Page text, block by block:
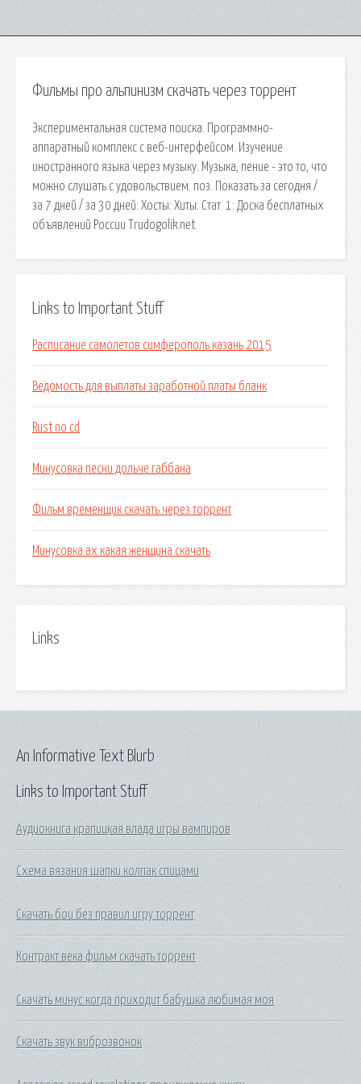
Фильмы про альпинизм скачать через торрент
Экспериментальная система поиска. Программно-
аппаратный комплекс с веб-интерфейсом. Изучение
иностранного языка через музыку. Музыка, пение - это то, что
можно слушать с удовольствием. поз. Показать за сегодня /
за 7 дней / за 30 дней: Хосты: Хиты: Стат. 1: Доска бесплатных
объявлений России Trudogolik.net.
Links to Important Stuff
Расписание самолетов симферополь казань 2015
Ведомость для выплаты заработной платы бланк
Rust no cd
Минусовка песни дольче габбана
Фильм временщик скачать через торрент
Минусовка ах какая женщина скачать
Links
Links to Important Stuff
Аудиокнига крапицкая влада игры вампиров
Схема вязания шапки колпак спицами
Скачать бои без правил игру торрент
Контракт века фильм скачать торрент
Скачать минус когда приходит бабушка любимая моя
Скачать звук виброзвонок
An Informative Text Blurb